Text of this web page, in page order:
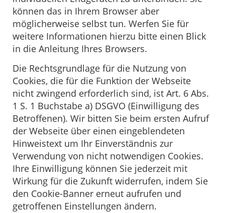
können das in Ihrem Browser aber
möglicherweise selbst tun. Werfen Sie für
weitere Informationen hierzu bitte einen Blick
in die Anleitung Ihres Browsers.
Die Rechtsgrundlage für die Nutzung von
Cookies, die für die Funktion der Webseite
nicht zwingend erforderlich sind, ist Art. 6 Abs.
1 S. 1 Buchstabe a) DSGVO (Einwilligung des
Betroffenen). Wir bitten Sie beim ersten Aufruf
der Webseite über einen eingeblendeten
Hinweistext um Ihr Einverständnis zur
Verwendung von nicht notwendigen Cookies.
Ihre Einwilligung können Sie jederzeit mit
Wirkung für die Zukunft widerrufen, indem Sie
den Cookie-Banner erneut aufrufen und
getroffenen Einstellungen ändern.